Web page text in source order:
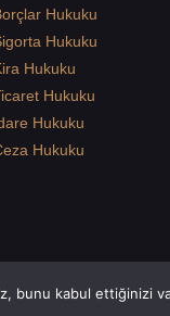
Hukuku
Hukuku
Hukuku
Hukuku
Hukuku
Hukuku
bunu kabul ettiğinizi